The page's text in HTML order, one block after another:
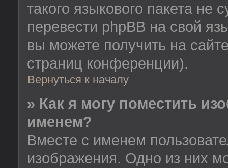
такого языкового пакета не
перевести phpBB на свой
вы можете получить на
страниц конференции).
Вернуться к началу
» Как я могу поместить
именем?
Вместе с именем
изображения. Одно из них